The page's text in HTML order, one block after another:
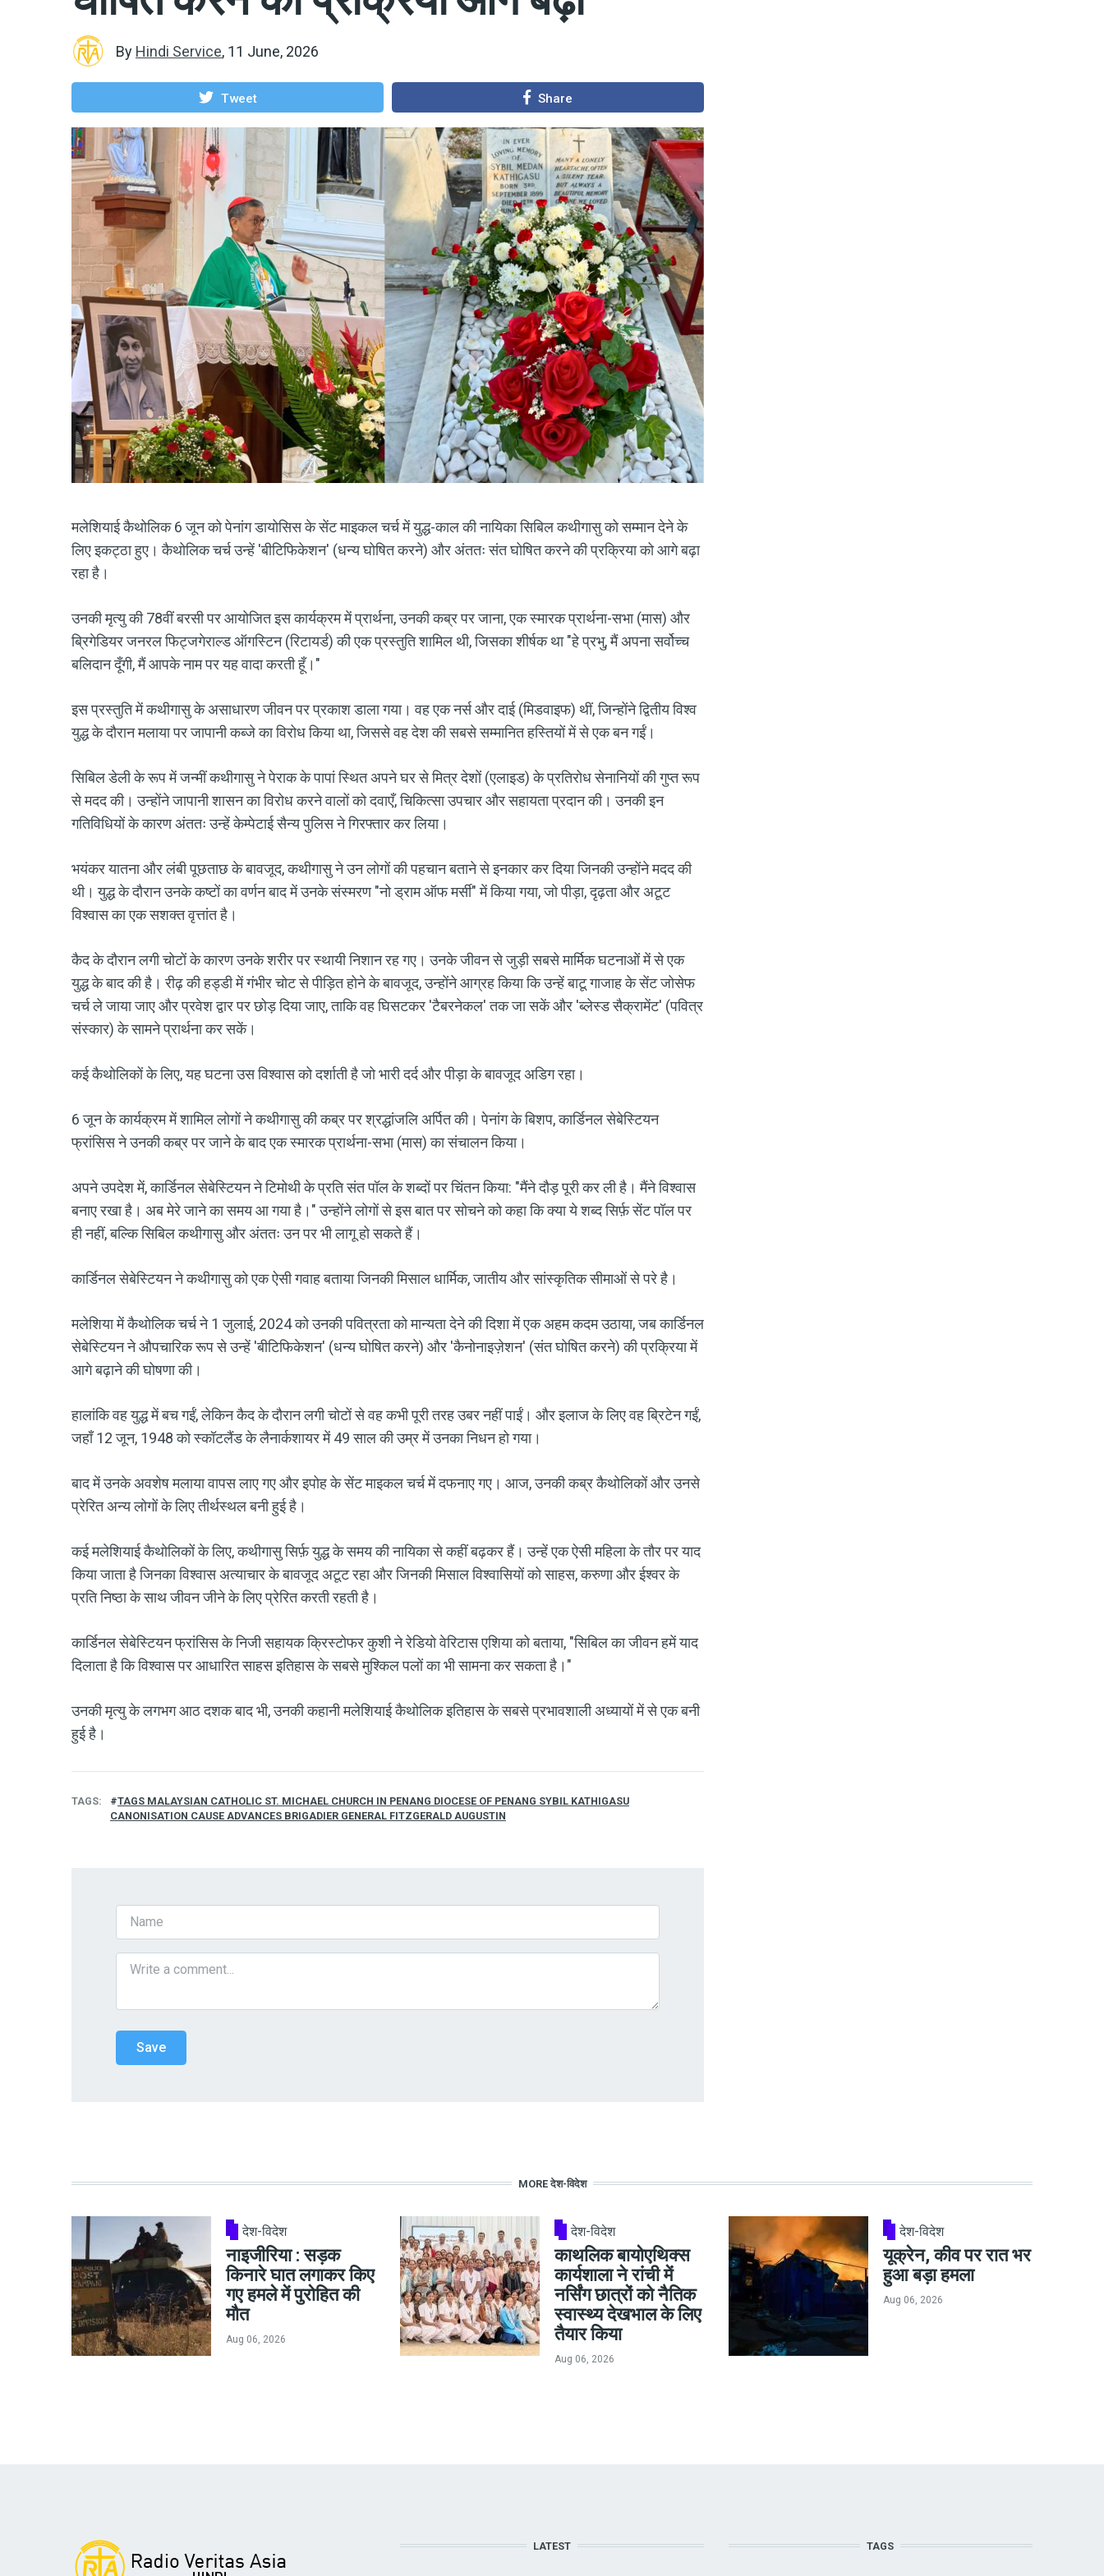
By Hindi Service, 11 June, 2026
Tweet Share
मलेशियाई कैथोलिक 6 जून को पेनांग डायोसिस के सेंट माइकल चर्च में युद्ध-काल की नायिका सिबिल कथीगासु को सम्मान देने के
लिए इकट्ठा हुए। कैथोलिक चर्च उन्हें 'बीटिफिकेशन' (धन्य घोषित करने) और अंततः संत घोषित करने की प्रक्रिया को आगे बढ़ा
रहा है।
उनकी मृत्यु की 78वीं बरसी पर आयोजित इस कार्यक्रम में प्रार्थना, उनकी कब्र पर जाना, एक स्मारक प्रार्थना-सभा (मास) और
ब्रिगेडियर जनरल फिट्जगेराल्ड ऑगस्टिन (रिटायर्ड) की एक प्रस्तुति शामिल थी, जिसका शीर्षक था "हे प्रभु, मैं अपना सर्वोच्च
बलिदान दूँगी, मैं आपके नाम पर यह वादा करती हूँ।"
इस प्रस्तुति में कथीगासु के असाधारण जीवन पर प्रकाश डाला गया। वह एक नर्स और दाई (मिडवाइफ) थीं, जिन्होंने द्वितीय विश्व
युद्ध के दौरान मलाया पर जापानी कब्जे का विरोध किया था, जिससे वह देश की सबसे सम्मानित हस्तियों में से एक बन गईं।
सिबिल डेली के रूप में जन्मीं कथीगासु ने पेराक के पापां स्थित अपने घर से मित्र देशों (एलाइड) के प्रतिरोध सेनानियों की गुप्त रूप
से मदद की। उन्होंने जापानी शासन का विरोध करने वालों को दवाएँ, चिकित्सा उपचार और सहायता प्रदान की। उनकी इन
गतिविधियों के कारण अंततः उन्हें केम्पेटाई सैन्य पुलिस ने गिरफ्तार कर लिया।
भयंकर यातना और लंबी पूछताछ के बावजूद, कथीगासु ने उन लोगों की पहचान बताने से इनकार कर दिया जिनकी उन्होंने मदद की
थी। युद्ध के दौरान उनके कष्टों का वर्णन बाद में उनके संस्मरण "नो ड्राम ऑफ मर्सी" में किया गया, जो पीड़ा, दृढ़ता और अटूट
विश्वास का एक सशक्त वृत्तांत है।
कैद के दौरान लगी चोटों के कारण उनके शरीर पर स्थायी निशान रह गए। उनके जीवन से जुड़ी सबसे मार्मिक घटनाओं में से एक
युद्ध के बाद की है। रीढ़ की हड्डी में गंभीर चोट से पीड़ित होने के बावजूद, उन्होंने आग्रह किया कि उन्हें बाटू गाजाह के सेंट जोसेफ
चर्च ले जाया जाए और प्रवेश द्वार पर छोड़ दिया जाए, ताकि वह घिसटकर 'टैबरनेकल' तक जा सकें और 'ब्लेस्ड सैक्रामेंट' (पवित्र
संस्कार) के सामने प्रार्थना कर सकें।
कई कैथोलिकों के लिए, यह घटना उस विश्वास को दर्शाती है जो भारी दर्द और पीड़ा के बावजूद अडिग रहा।
6 जून के कार्यक्रम में शामिल लोगों ने कथीगासु की कब्र पर श्रद्धांजलि अर्पित की। पेनांग के बिशप, कार्डिनल सेबेस्टियन
फ्रांसिस ने उनकी कब्र पर जाने के बाद एक स्मारक प्रार्थना-सभा (मास) का संचालन किया।
अपने उपदेश में, कार्डिनल सेबेस्टियन ने टिमोथी के प्रति संत पॉल के शब्दों पर चिंतन किया: "मैंने दौड़ पूरी कर ली है। मैंने विश्वास
बनाए रखा है। अब मेरे जाने का समय आ गया है।" उन्होंने लोगों से इस बात पर सोचने को कहा कि क्या ये शब्द सिर्फ़ सेंट पॉल पर
ही नहीं, बल्कि सिबिल कथीगासु और अंततः उन पर भी लागू हो सकते हैं।
कार्डिनल सेबेस्टियन ने कथीगासु को एक ऐसी गवाह बताया जिनकी मिसाल धार्मिक, जातीय और सांस्कृतिक सीमाओं से परे है।
मलेशिया में कैथोलिक चर्च ने 1 जुलाई, 2024 को उनकी पवित्रता को मान्यता देने की दिशा में एक अहम कदम उठाया, जब कार्डिनल
सेबेस्टियन ने औपचारिक रूप से उन्हें 'बीटिफिकेशन' (धन्य घोषित करने) और 'कैनोनाइज़ेशन' (संत घोषित करने) की प्रक्रिया में
आगे बढ़ाने की घोषणा की।
हालांकि वह युद्ध में बच गईं, लेकिन कैद के दौरान लगी चोटों से वह कभी पूरी तरह उबर नहीं पाईं। और इलाज के लिए वह ब्रिटेन गईं,
जहाँ 12 जून, 1948 को स्कॉटलैंड के लैनार्कशायर में 49 साल की उम्र में उनका निधन हो गया।
बाद में उनके अवशेष मलाया वापस लाए गए और इपोह के सेंट माइकल चर्च में दफनाए गए। आज, उनकी कब्र कैथोलिकों और उनसे
प्रेरित अन्य लोगों के लिए तीर्थस्थल बनी हुई है।
कई मलेशियाई कैथोलिकों के लिए, कथीगासु सिर्फ़ युद्ध के समय की नायिका से कहीं बढ़कर हैं। उन्हें एक ऐसी महिला के तौर पर याद
किया जाता है जिनका विश्वास अत्याचार के बावजूद अटूट रहा और जिनकी मिसाल विश्वासियों को साहस, करुणा और ईश्वर के
प्रति निष्ठा के साथ जीवन जीने के लिए प्रेरित करती रहती है।
कार्डिनल सेबेस्टियन फ्रांसिस के निजी सहायक क्रिस्टोफर कुशी ने रेडियो वेरिटास एशिया को बताया, "सिबिल का जीवन हमें याद
दिलाता है कि विश्वास पर आधारित साहस इतिहास के सबसे मुश्किल पलों का भी सामना कर सकता है।"
उनकी मृत्यु के लगभग आठ दशक बाद भी, उनकी कहानी मलेशियाई कैथोलिक इतिहास के सबसे प्रभावशाली अध्यायों में से एक बनी
हुई है।
TAGS
TAGS MALAYSIAN CATHOLIC ST. MICHAEL CHURCH IN PENANG DIOCESE OF PENANG SYBIL KATHIGASU
CANONISATION CAUSE ADVANCES BRIGADIER GENERAL FITZGERALD AUGUSTIN
MORE देश-विदेश
देश-विदेश
नाइजीरिया : सड़क
किनारे घात लगाकर किए
गए हमले में पुरोहित की
मौत
Aug 06, 2026
देश-विदेश
काथलिक बायोएथिक्स
कार्यशाला ने रांची में
नर्सिंग छात्रों को नैतिक
स्वास्थ्य देखभाल के लिए
तैयार किया
Aug 06, 2026
देश-विदेश
यूक्रेन, कीव पर रात भर
हुआ बड़ा हमला
Aug 06, 2026
LATEST TAGS